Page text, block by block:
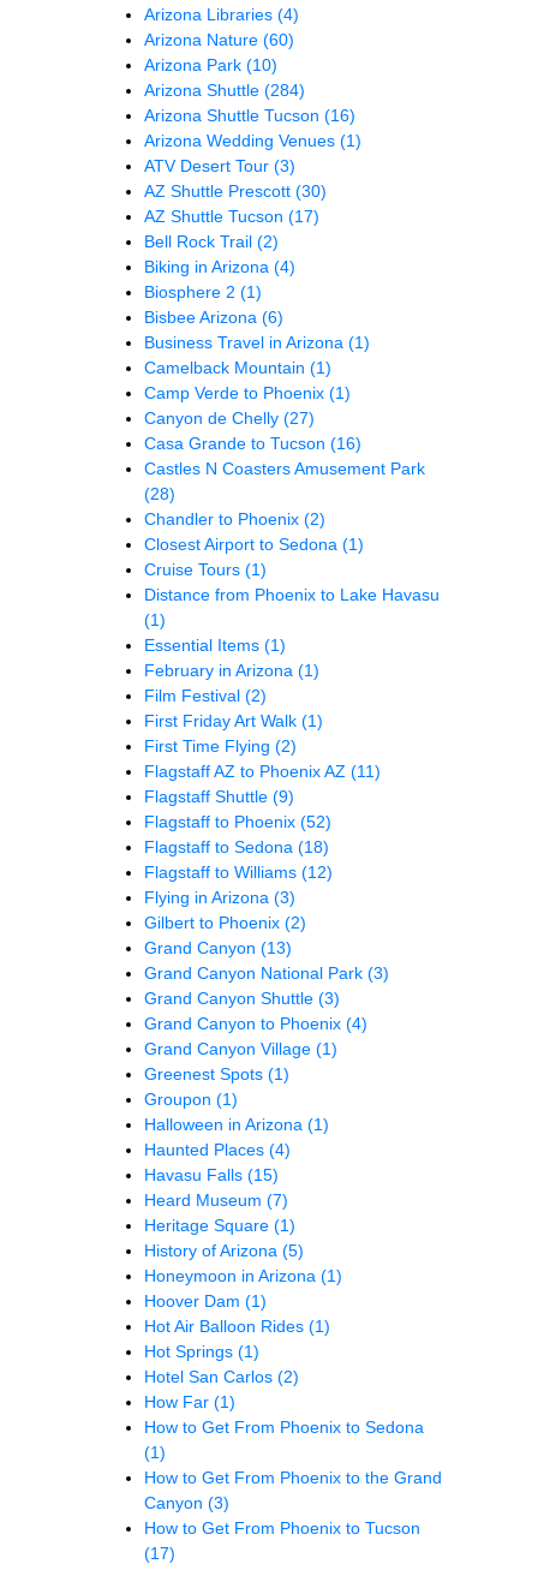
Arizona Libraries (4)
Arizona Nature (60)
Arizona Park (10)
Arizona Shuttle (284)
Arizona Shuttle Tucson (16)
Arizona Wedding Venues (1)
ATV Desert Tour (3)
AZ Shuttle Prescott (30)
AZ Shuttle Tucson (17)
Bell Rock Trail (2)
Biking in Arizona (4)
Biosphere 2 (1)
Bisbee Arizona (6)
Business Travel in Arizona (1)
Camelback Mountain (1)
Camp Verde to Phoenix (1)
Canyon de Chelly (27)
Casa Grande to Tucson (16)
Castles N Coasters Amusement Park
(28)
Chandler to Phoenix (2)
Closest Airport to Sedona (1)
Cruise Tours (1)
Distance from Phoenix to Lake Havasu
(1)
Essential Items (1)
February in Arizona (1)
Film Festival (2)
First Friday Art Walk (1)
First Time Flying (2)
Flagstaff AZ to Phoenix AZ (11)
Flagstaff Shuttle (9)
Flagstaff to Phoenix (52)
Flagstaff to Sedona (18)
Flagstaff to Williams (12)
Flying in Arizona (3)
Gilbert to Phoenix (2)
Grand Canyon (13)
Grand Canyon National Park (3)
Grand Canyon Shuttle (3)
Grand Canyon to Phoenix (4)
Grand Canyon Village (1)
Greenest Spots (1)
Groupon (1)
Halloween in Arizona (1)
Haunted Places (4)
Havasu Falls (15)
Heard Museum (7)
Heritage Square (1)
History of Arizona (5)
Honeymoon in Arizona (1)
Hoover Dam (1)
Hot Air Balloon Rides (1)
Hot Springs (1)
Hotel San Carlos (2)
How Far (1)
How to Get From Phoenix to Sedona
(1)
How to Get From Phoenix to the Grand
Canyon (3)
How to Get From Phoenix to Tucson
(17)